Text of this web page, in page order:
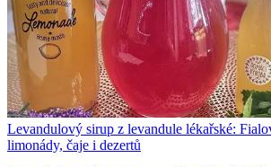
Levandulový sirup z levandule lékařské:
limonády, čaje i dezertů